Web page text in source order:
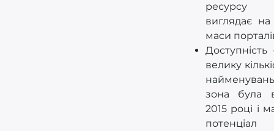
ресурсу
виглядає
маси
велику
зона була
2015 році і